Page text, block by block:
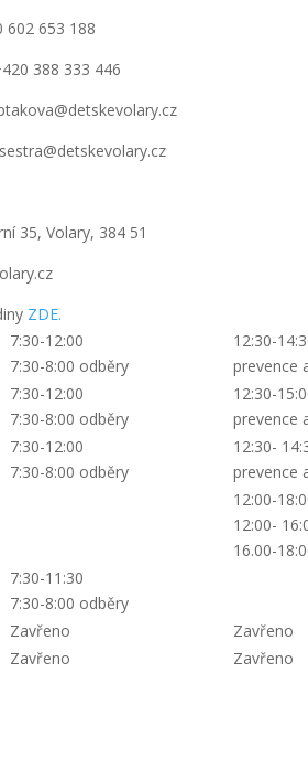
602 653 188
388 333 446
35, Volary, 384 51
ZDE.
7:30-12:00
7:30-8:00 odběry
12:30-
prevence
7:30-12:00
7:30-8:00 odběry
12:30-
prevence
7:30-12:00
7:30-8:00 odběry
12:30-
prevence
12:00-
12:00-
16.00-
7:30-11:30
7:30-8:00 odběry
Zavřeno
Zavřeno
Zavřeno Zavřeno